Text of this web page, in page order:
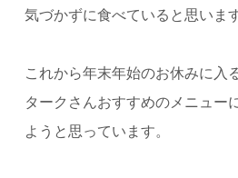
気づかずに食べていると思います
これから年末年始のお休みに入
ターク さんおすすめのメニュー
ようと思っています。